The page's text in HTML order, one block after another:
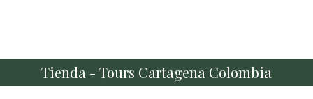
Tienda - Tours Cartagena Colombia